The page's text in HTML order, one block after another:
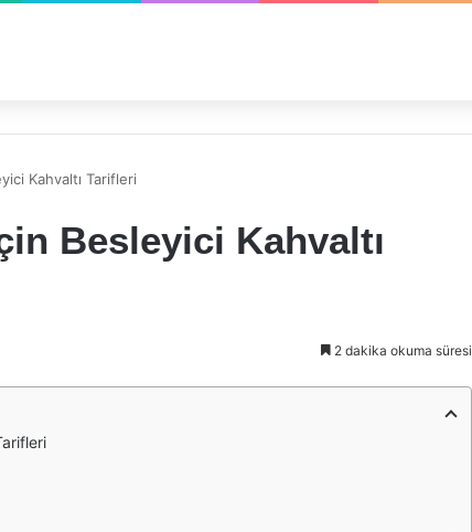
Kahvaltı Tarifleri
Besleyici Kahvaltı
2 dakika okuma süresi